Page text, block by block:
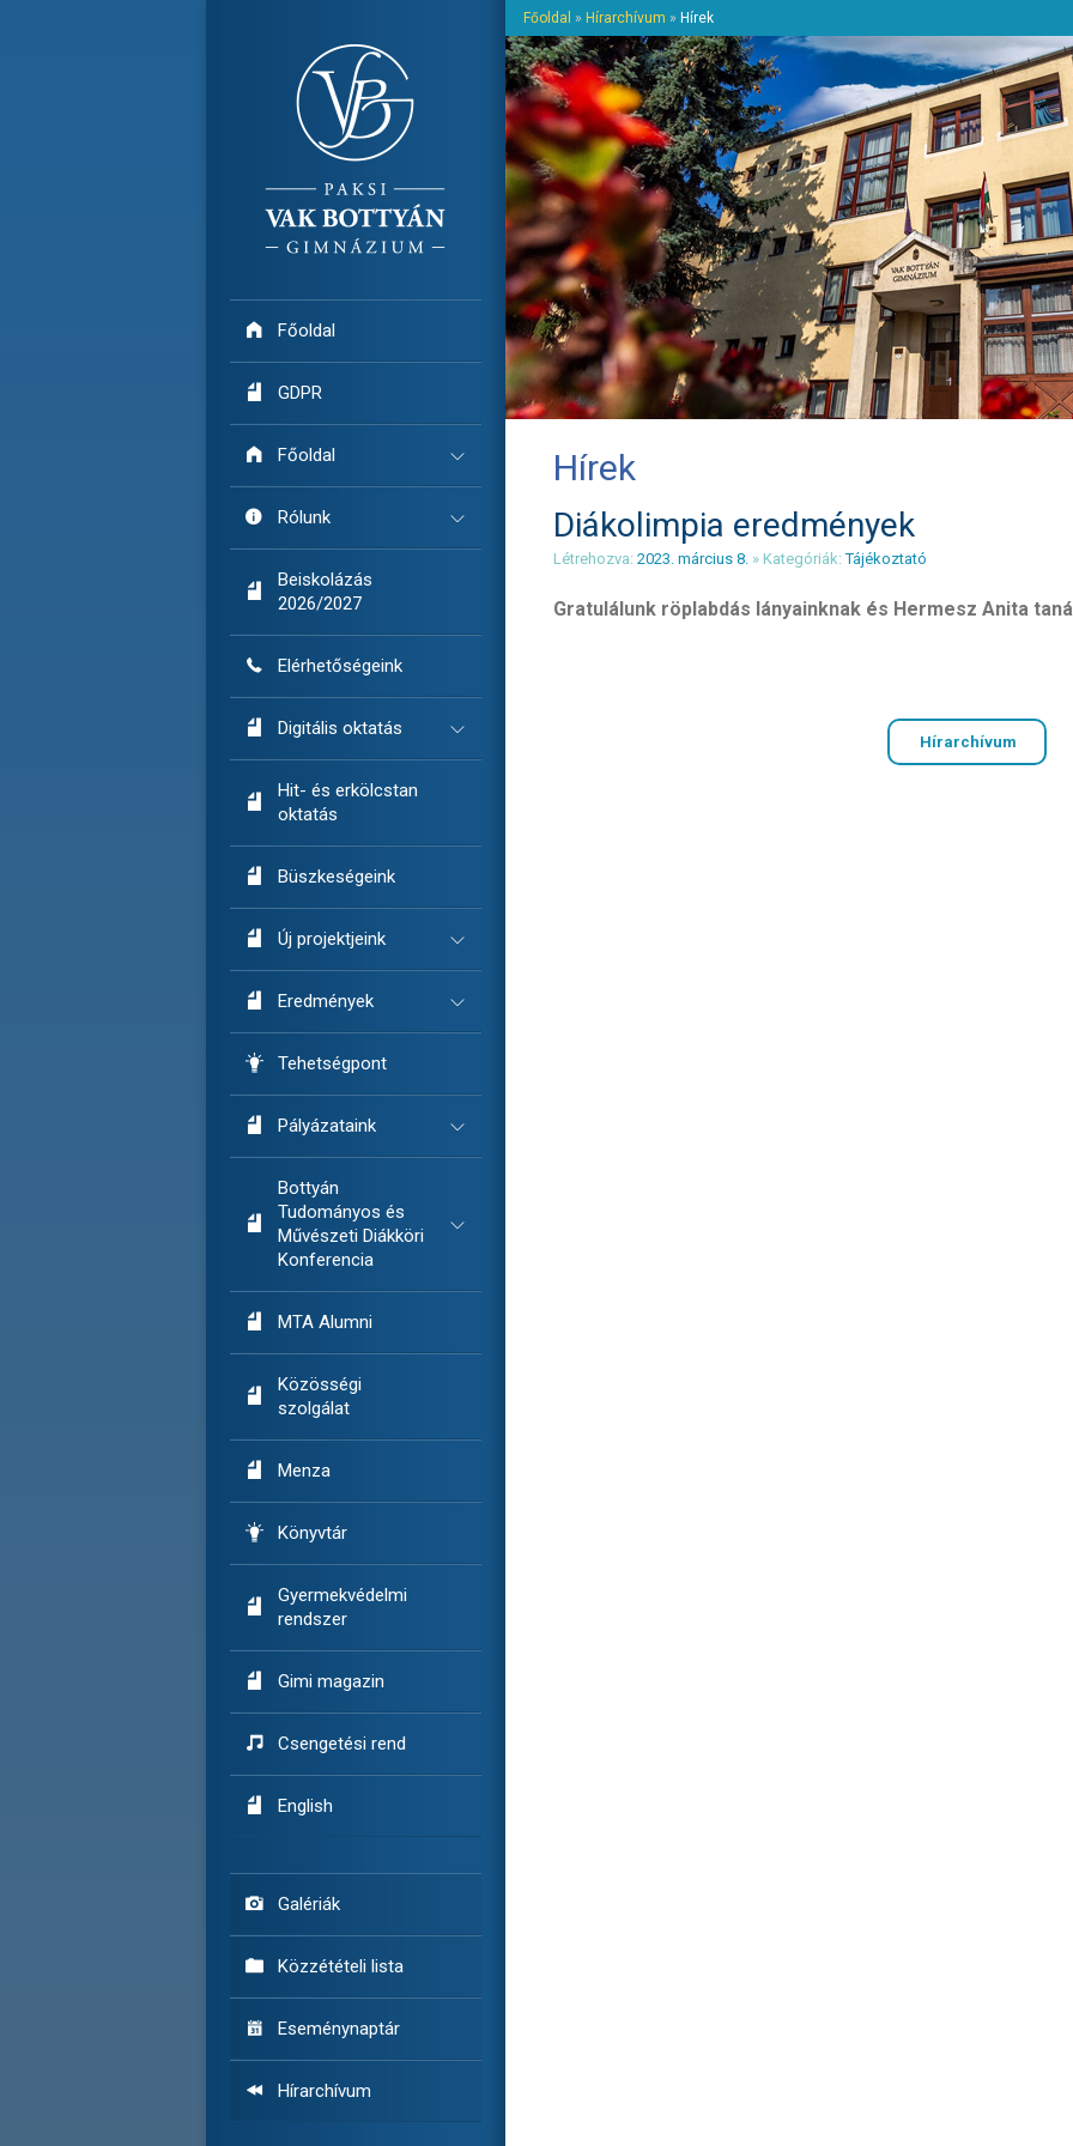
 Főoldal
 GDPR
 Főoldal
 Rólunk

Beiskolázás
2026/2027
 Elérhetőségeink
 Digitális oktatás

Hit- és erkölcstan
oktatás
 Büszkeségeink
 Új projektjeink
 Eredmények
 Tehetségpont
 Pályázataink

Bottyán
Tudományos és
Művészeti Diákköri
Konferencia
 MTA Alumni

Közösségi
szolgálat
 Menza
 Könyvtár

Gyermekvédelmi
rendszer
 Gimi magazin
 Csengetési rend
 English
 Galériák
 Közzétételi lista
 Eseménynaptár
 Hírarchívum
Főoldal » Hírarchívum » Hírek
Hírek
Diákolimpia eredmények
Létrehozva: 2023. március 8. » Kategóriák:Tájékoztató
Gratulálunk röplabdás lányainknak és Hermesz Anita
Hírarchívum